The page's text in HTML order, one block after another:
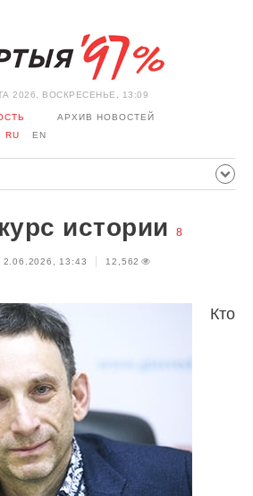
2026, ВОСКРЕСЕНЬЕ, 13:09
АРХИВ НОВОСТЕЙ
RU EN
СПОРТ КУЛЬТУРА ИСТОРИЯ
ТЕХНОЛОГИИ ЗДОРОВЬЕ
В НАТО
истории 8
2.06.2026, 13:43 12,562
Кто